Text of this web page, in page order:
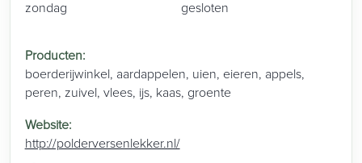
zondag
gesloten
Producten:
boerderijwinkel , aardappelen, uien, eieren, appels,
peren, zuivel , vlees, ijs, kaas, groente
Website:
http://polderversenlekker.nl/